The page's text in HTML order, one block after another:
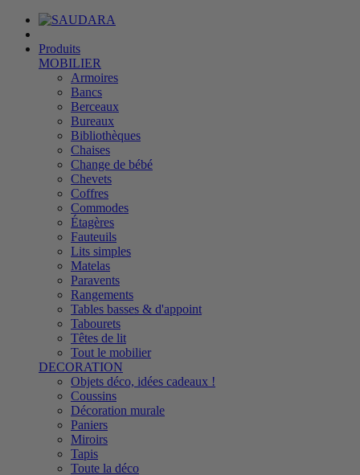
Produits
MOBILIER
Armoires
Bancs
Berceaux
Bureaux
Bibliothèques
Chaises
Change de bébé
Chevets
Coffres
Commodes
Étagères
Fauteuils
Lits simples
Matelas
Paravents
Rangements
Tables basses & d'appoint
Tabourets
Têtes de lit
Tout le mobilier
DECORATION
Objets déco, idées cadeaux !
Coussins
Décoration murale
Paniers
Miroirs
Tapis
Toute la déco